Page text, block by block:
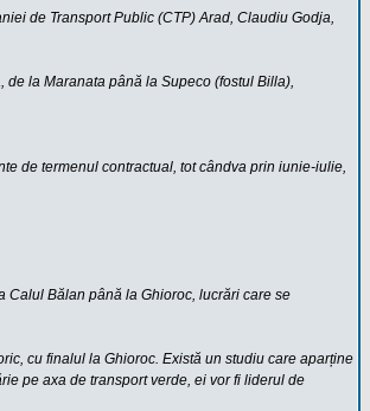
de Transport Public (CTP) Arad, Claudiu Godja,
la Maranata până la Supeco (fostul Billa),
de termenul contractual, tot cândva prin iunie-iulie,
Calul Bălan până la Ghioroc, lucrări care se
cu finalul la Ghioroc. Există un studiu care aparține
pe axa de transport verde, ei vor fi liderul de